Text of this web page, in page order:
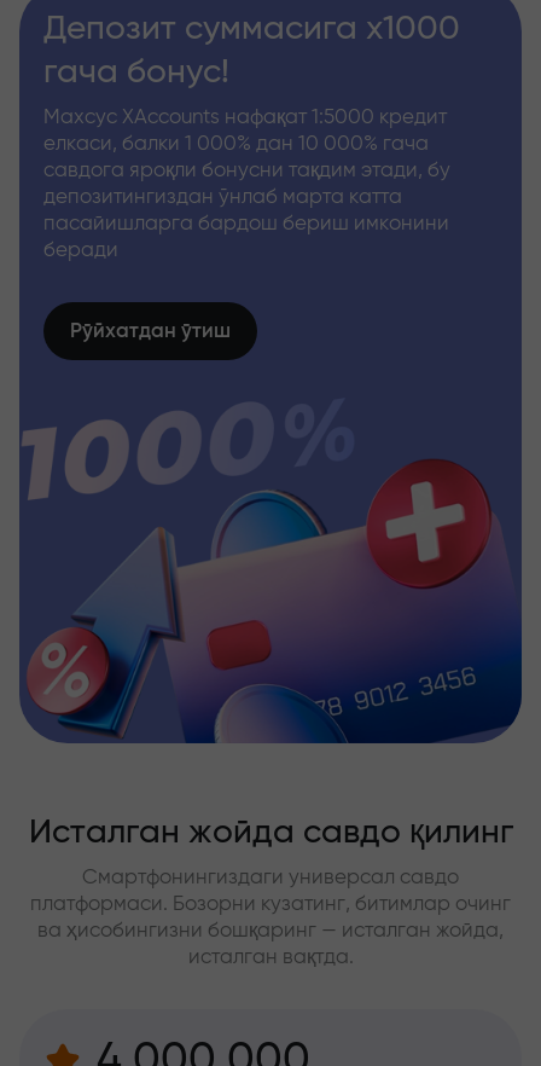
Депозит суммасига x1000
гача бонус!
Махсус XAccounts нафақат 1:5000 кредит
елкаси, балки 1 000% дан 10 000% гача
савдога яроқли бонусни тақдим этади, бу
депозитингиздан ўнлаб марта катта
пасайишларга бардош бериш имконини
беради
Рўйхатдан ўтиш
Исталган жойда савдо қилинг
Смартфонингиздаги универсал савдо
платформаси. Бозорни кузатинг, битимлар очинг
ва ҳисобингизни бошқаринг — исталган жойда,
исталган вақтда.